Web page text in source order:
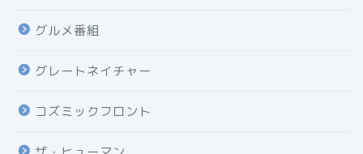
グルメ番組
グレートネイチャー
コズミックフロント